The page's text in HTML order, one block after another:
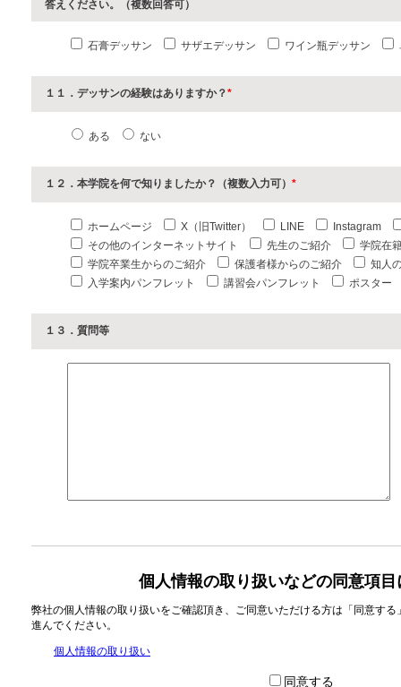
答えください。（複数回答可）
石膏デッサン サザエデッサン ワイン瓶デッサン
１１．デッサンの経験はありますか？*
ある ない
１２．本学院を何で知りましたか？（複数入力可） *
ホームページ X（旧Twitter） LINE
Instagram
その他のインターネットサイト
先生のご紹介
学院在
学院卒業生からのご紹介
保護者様からのご紹介
知人
入学案内パンフレット
講習会パンフレット ポスター
１３．質問等
個人情報の取り扱いなどの同意項目
弊社の個人情報の取り扱いをご確認頂き、ご同意いただける方は「同意す
進んでください。
個人情報の取り扱い
同意する